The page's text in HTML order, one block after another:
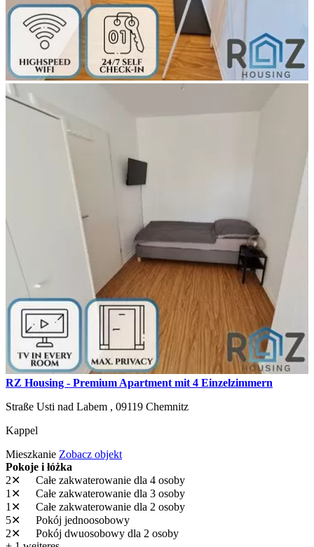
RZ Housing - Premium Apartment mit 4 Einzelzimmern
Straße Usti nad Labem , 09119 Chemnitz
Kappel
Mieszkanie Zobacz objekt
Pokoje i łóżka
2✕
Całe zakwaterowanie dla 4 osoby
1✕
Całe zakwaterowanie dla 3 osoby
1✕
Całe zakwaterowanie dla 2 osoby
5✕
Pokój jednoosobowy
2✕
Pokój dwuosobowy dla 2 osoby